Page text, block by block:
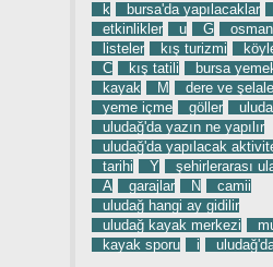
k
bursa'da yapılacaklar
etkinlikler
u G
listeler
kış turizmi
C
kış tatili bursa
kayak
M dere ve
yeme içme
göller
uludağ'da yazın ne yapılır
uludağ'da yapılacak
tarihi
Y şehirlerarası
A
garajlar N
camii
uludağ hangi ay gidilir
uludağ kayak merkezi
kayak sporu
i